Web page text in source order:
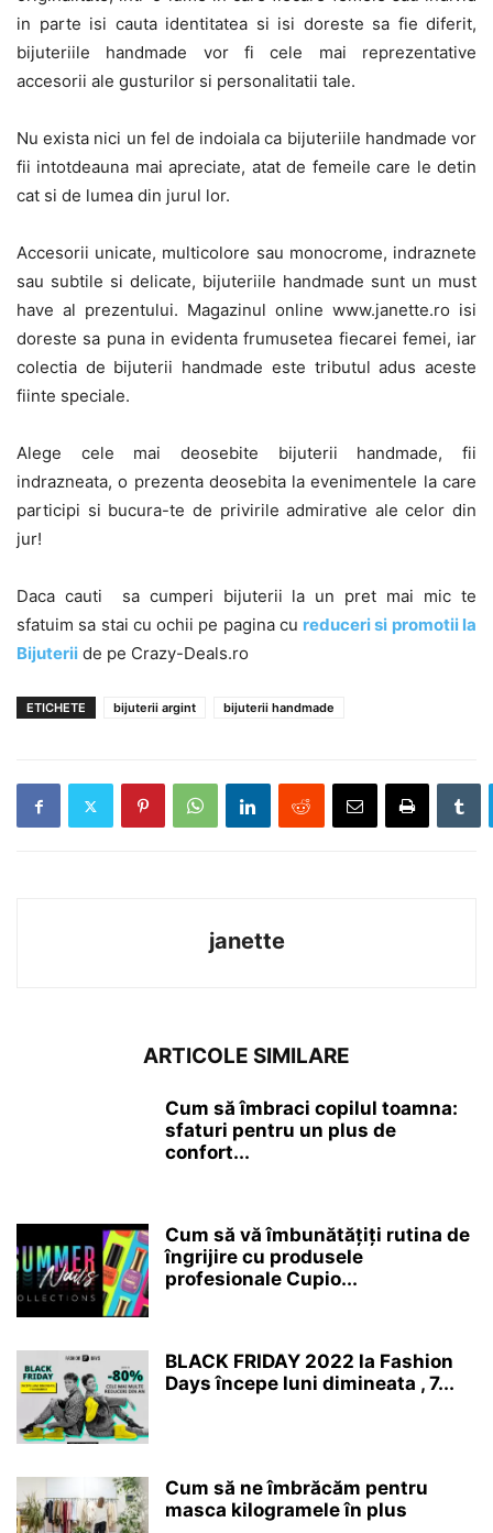
in parte isi cauta identitatea si isi doreste sa fie diferit,
bijuteriile handmade vor fi cele mai reprezentative
accesorii ale gusturilor si personalitatii tale.
Nu exista nici un fel de indoiala ca bijuteriile handmade vor
fii intotdeauna mai apreciate, atat de femeile care le detin
cat si de lumea din jurul lor.
Accesorii unicate, multicolore sau monocrome, indraznete
sau subtile si delicate, bijuteriile handmade sunt un must
have al prezentului. Magazinul online www.janette.ro isi
doreste sa puna in evidenta frumusetea fiecarei femei, iar
colectia de bijuterii handmade este tributul adus aceste
fiinte speciale.
Alege cele mai deosebite bijuterii handmade, fii
indrazneata, o prezenta deosebita la evenimentele la care
participi si bucura-te de privirile admirative ale celor din
jur!
Daca cauti sa cumperi bijuterii la un pret mai mic te
sfatuim sa stai cu ochii pe pagina cu reduceri si promotii la
Bijuterii de pe Crazy-Deals.ro
ETICHETE bijuterii argint bijuterii handmade
janette
ARTICOLE SIMILARE
Cum să îmbraci copilul toamna:
sfaturi pentru un plus de
confort...
Cum să vă îmbunătățiți rutina de
îngrijire cu produsele
profesionale Cupio...
BLACK FRIDAY 2022 la Fashion
Days începe luni dimineata , 7...
Cum să ne îmbrăcăm pentru
masca kilogramele în plus